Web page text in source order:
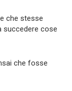
che stesse
succedere cose
che fosse